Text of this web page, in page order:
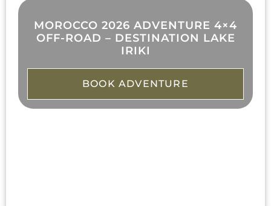
MOROCCO 2026 ADVENTURE 4×4
OFF-ROAD – DESTINATION LAKE
IRIKI
BOOK ADVENTURE